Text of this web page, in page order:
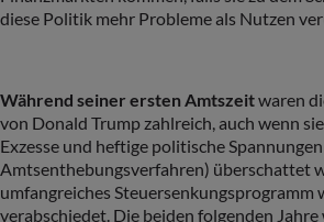
diese Politik mehr Probleme als Nutzen
Während seiner ersten Amtszeitwaren
von Donald Trump zahlreich, auch wenn
Exzesse und heftige politische
Amtsenthebungsverfahren) überschattet
umfangreiches Steuersenkungsprogramm
verabschiedet. Die beiden folgenden